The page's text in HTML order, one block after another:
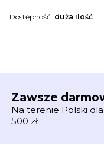
Dostępność: duża ilość
Zawsze
Na terenie Polski
500 zł